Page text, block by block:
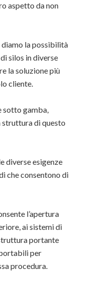
aspetto da non
la possibilità
silos in diverse
la soluzione più
cliente.
sotto gamba,
struttura di questo
diverse esigenze
che consentono di
l’apertura
ai sistemi di
portante
per
procedura.